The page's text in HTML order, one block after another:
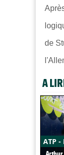
de
A
ATP -
Arthur